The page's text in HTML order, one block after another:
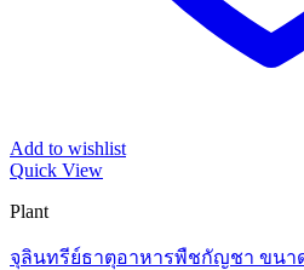
Add to wishlist
Quick View
Plant
จุลินทรีย์ธาตุอาหารพืชกัญชา ขนา